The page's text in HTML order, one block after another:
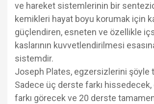
ve hareket sistemlerinin bir
kemikleri hayat boyu korumak için
güçlendiren, esneten ve özellikle
kaslarının kuvvetlendirilmesi
sistemdir.
Joseph Plates, egzersizlerini şöyle
Sadece üç derste farkı
farkı görecek ve 20 derste